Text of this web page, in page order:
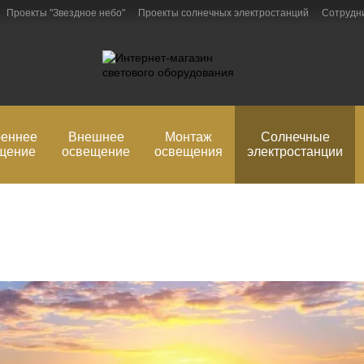
Проекты "Звездное небо" Проекты солнечных электростанций
Внешнее
освещение
Монтаж
освещения
Солнечные
электростанции